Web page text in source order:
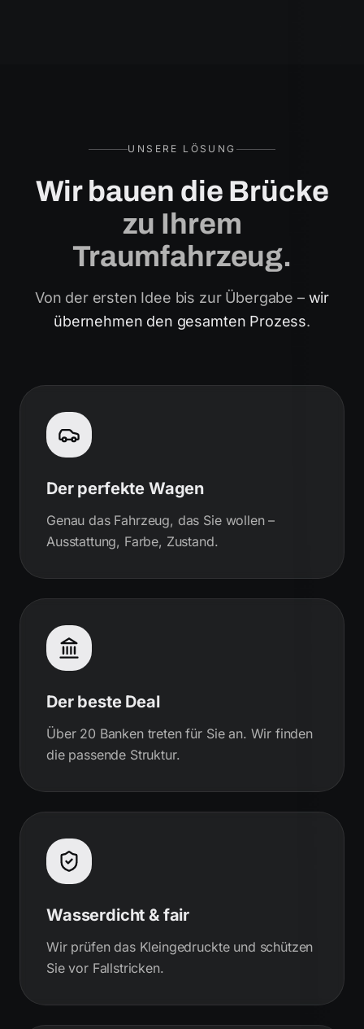
UNSERE LÖSUNG
Wir bauen die Brücke
zu Ihrem
Traumfahrzeug.
Von der ersten Idee bis zur Übergabe – wir
übernehmen den gesamten Prozess.
Der perfekte Wagen
Genau das Fahrzeug, das Sie wollen –
Ausstattung, Farbe, Zustand.
Der beste Deal
Über 20 Banken treten für Sie an. Wir finden
die passende Struktur.
Wasserdicht & fair
Wir prüfen das Kleingedruckte und schützen
Sie vor Fallstricken.